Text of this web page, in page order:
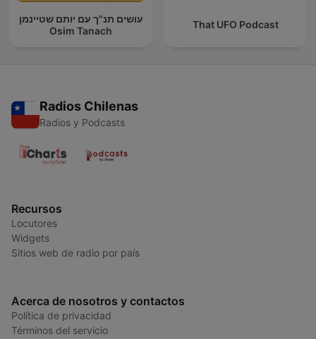
עושים תנ"ך עם יותם שטיינמן
Osim Tanach
That UFO Podcast
Radios Chilenas
Radios y Podcasts
Recursos
Locutores
Widgets
Sitios web de radio por país
Acerca de nosotros y contactos
Política de privacidad
Términos del servicio